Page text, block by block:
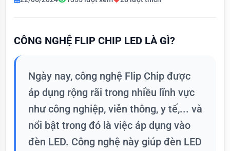
CÔNG NGHỆ FLIP CHIP LED LÀ GÌ?
Ngày nay, công nghệ Flip Chip được
áp dụng rộng rãi trong nhiều lĩnh vực
như công nghiệp, viễn thông, y tế,... và
nổi bật trong đó là việc áp dụng vào
đèn LED. Công nghệ này giúp đèn LED